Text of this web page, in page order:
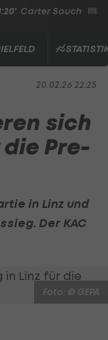
Carter Souch
20.02.26 22:25
sich
Pre-
in Linz und
Der KAC
Foto: © GEPA